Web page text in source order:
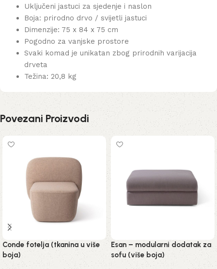
Uključeni jastuci za sjedenje i naslon
Boja: prirodno drvo / svijetli jastuci
Dimenzije: 75 x 84 x 75 cm
Pogodno za vanjske prostore
Svaki komad je unikatan zbog prirodnih varijacija
drveta
Težina: 20,8 kg
Povezani Proizvodi
Conde fotelja (tkanina u više
boja)
Esan – modularni dodatak za
sofu (više boja)